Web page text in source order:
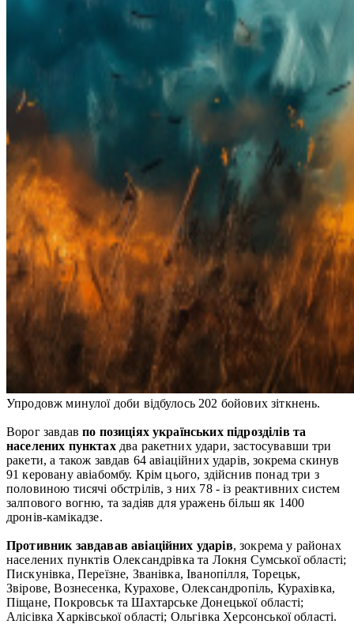
Упродовж минулої доби відбулось 202 бойових зіткнень.
Ворог завдавпо позиціях українських підрозділів та
населених пунктахдва ракетних удари, застосувавши три
ракети, а також завдав 64 авіаційних ударів, зокрема скинув
91 керовану авіабомбу. Крім цього, здійснив понад три з
половиною тисячі обстрілів, з них 78 - із реактивних систем
залпового вогню, та задіяв для уражень більш як 1400
дронів-камікадзе.
Противник завдавав авіаційних ударів, зокрема у районах
населених пунктів Олександрівка та Локня Сумської області;
Пискунівка, Переїзне, Званівка, Іванопілля, Торецьк,
Звірове, Вознесенка, Курахове, Олександропіль, Курахівка,
Піщане, Покровськ та Шахтарське Донецької області;
Алісівка Харківської області; Ольгівка Херсонської області.